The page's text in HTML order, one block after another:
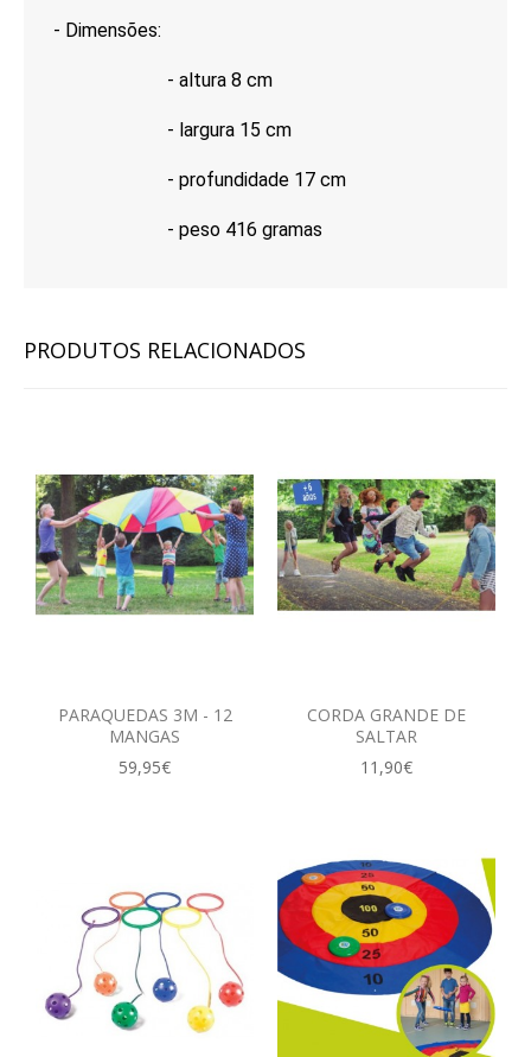
- Dimensões:
- altura 8 cm
- largura 15 cm
- profundidade 17 cm
- peso 416 gramas
PRODUTOS RELACIONADOS
PARAQUEDAS 3M - 12
MANGAS
59,95€
CORDA GRANDE DE
SALTAR
11,90€